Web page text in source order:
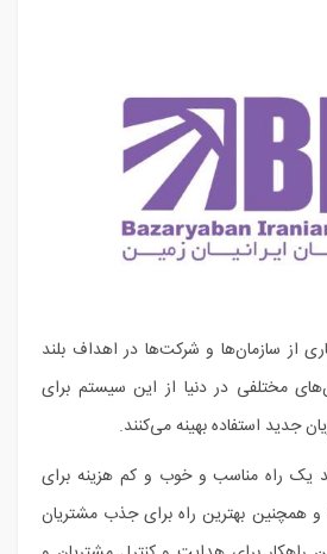
از سازمان‌ها و شرکت‌ها در اهداف بلند
مختلفی در دنیا از این سیستم برای
جدید استفاده بهینه می‌کنند.
یک راه مناسب و خوب و کم هزینه برای
و همچنین بهترین راه برای جذب مشتریان